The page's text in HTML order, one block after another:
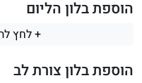
הוספת בלון הליום
+ לחץ להוסיף בלון הליום
הוספת בלון צורת לב